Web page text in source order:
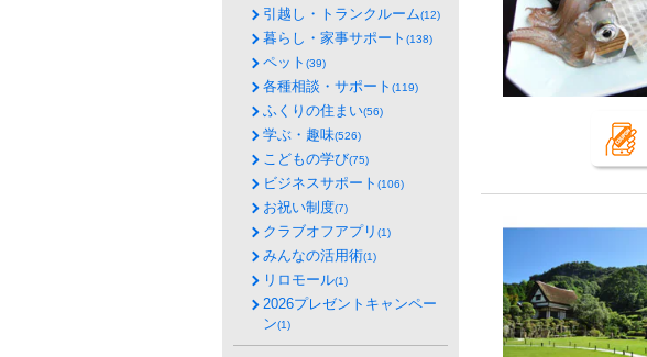
引越し・トランクルーム(12)
暮らし・家事サポート (138)
ペット (39)
各種相談・サポート (119)
ふくりの住まい(56)
学ぶ・趣味(526)
こどもの学び(75)
ビジネスサポート (106)
お祝い制度(7)
クラブオフアプリ (1)
みんなの活用術(1)
リロモール(1)
2026プレゼントキャンペー
ン(1)